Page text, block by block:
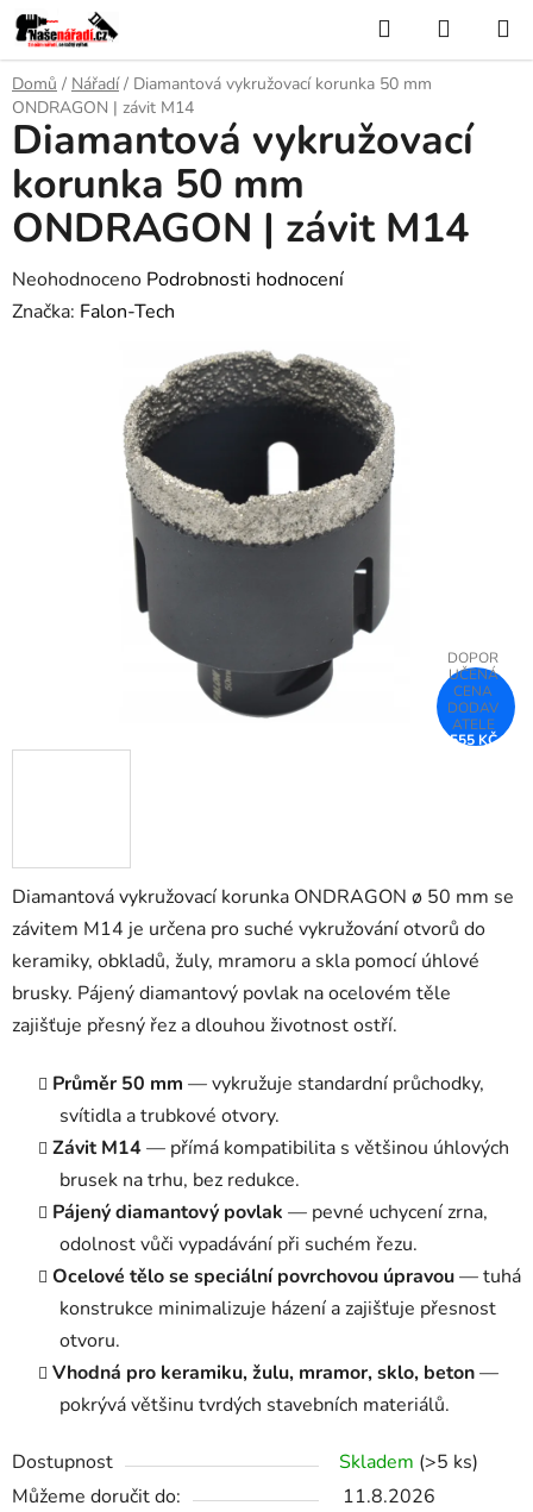
Přejít
na
obsah
Hledat
KOŠÍK
Domů / Nářadí / Diamantová vykružovací korunka 50 mm
ONDRAGON | závit M14
Diamantová vykružovací korunka ONDRAGON ø 50 mm se
závitem M14 je určena pro suché vykružování otvorů do
keramiky, obkladů, žuly, mramoru a skla pomocí úhlové
brusky. Pájený diamantový povlak na ocelovém těle
zajišťuje přesný řez a dlouhou životnost ostří.
Průměr 50 mm — vykružuje standardní průchodky,
svítidla a trubkové otvory.
Závit M14— přímá kompatibilita s většinou úhlových
brusek na trhu, bez redukce.
Pájený diamantový povlak — pevné uchycení zrna,
odolnost vůči vypadávání při suchém řezu.
Ocelové tělo se speciální povrchovou úpravou— tuhá
konstrukce minimalizuje házení a zajišťuje přesnost
otvoru.
Vhodná pro keramiku, žulu, mramor, sklo, beton—
pokrývá většinu tvrdých stavebních materiálů.
Dostupnost Skladem (>5 ks)
Můžeme doručit do:
11.8.2026
Diamantová vykružovací
korunka 50 mm
ONDRAGON | závit M14
Průměrné
hodnocení
Neohodnoceno Podrobnosti hodnocení
Značka: Falon-Tech
555 KČ